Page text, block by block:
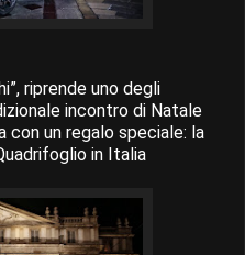
riprende uno degli
incontro di Natale
con un regalo speciale: la
in Italia